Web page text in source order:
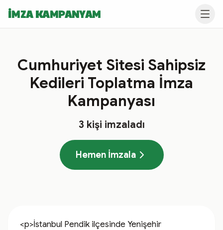
İMZA KAMPANYAM
Cumhuriyet Sitesi Sahipsiz
Kedileri Toplatma İmza
Kampanyası
3 kişi imzaladı
Hemen İmzala
<p>İstanbul Pendik ilçesinde Yenişehir